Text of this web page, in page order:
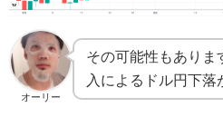
オーリー
その可能性もありま
入によるドル円下落